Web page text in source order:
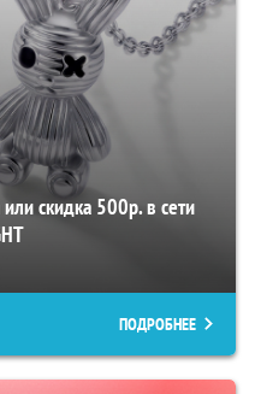
скидка 500р. в сети
ПОДРОБНЕЕ